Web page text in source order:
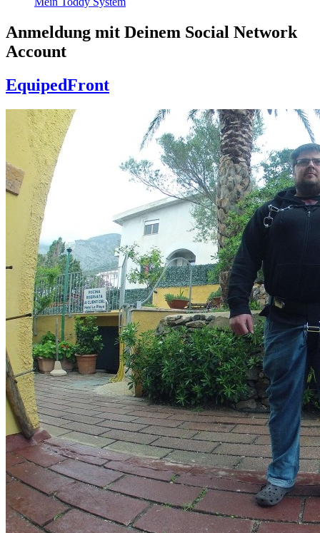
Anmeldung mit Deinem Social Network
Account
EquipedFront